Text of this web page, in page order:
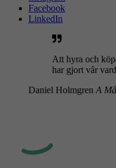
Facebook
LinkedIn
Att hyra och
har gjort vår
Daniel Holmgren A